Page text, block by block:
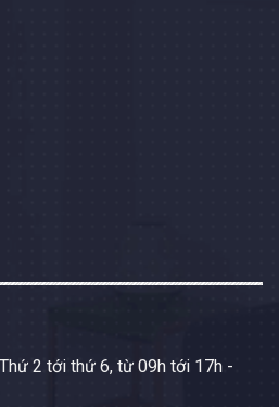
2 tới thứ 6, từ 09h tới 17h -